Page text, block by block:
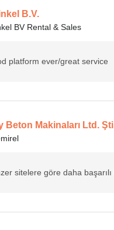
B.V.
BV Rental & Sales
platform ever/great service
Beton Makinaları Ltd.
sitelere göre daha